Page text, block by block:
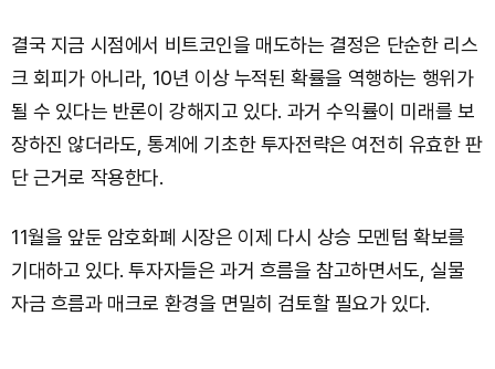
결국 지금 시점에서 비트코인을 매도하는 결정은 단순한 리스
크 회피가 아니라, 10년 이상 누적된 확률을 역행하는 행위가
될 수 있다는 반론이 강해지고 있다. 과거 수익률이 미래를 보
장하진 않더라도, 통계에 기초한 투자전략은 여전히 유효한 판
단 근거로 작용한다.
11월을 앞둔 암호화폐 시장은 이제 다시 상승 모멘텀 확보를
기대하고 있다. 투자자들은 과거 흐름을 참고하면서도, 실물
자금 흐름과 매크로 환경을 면밀히 검토할 필요가 있다.